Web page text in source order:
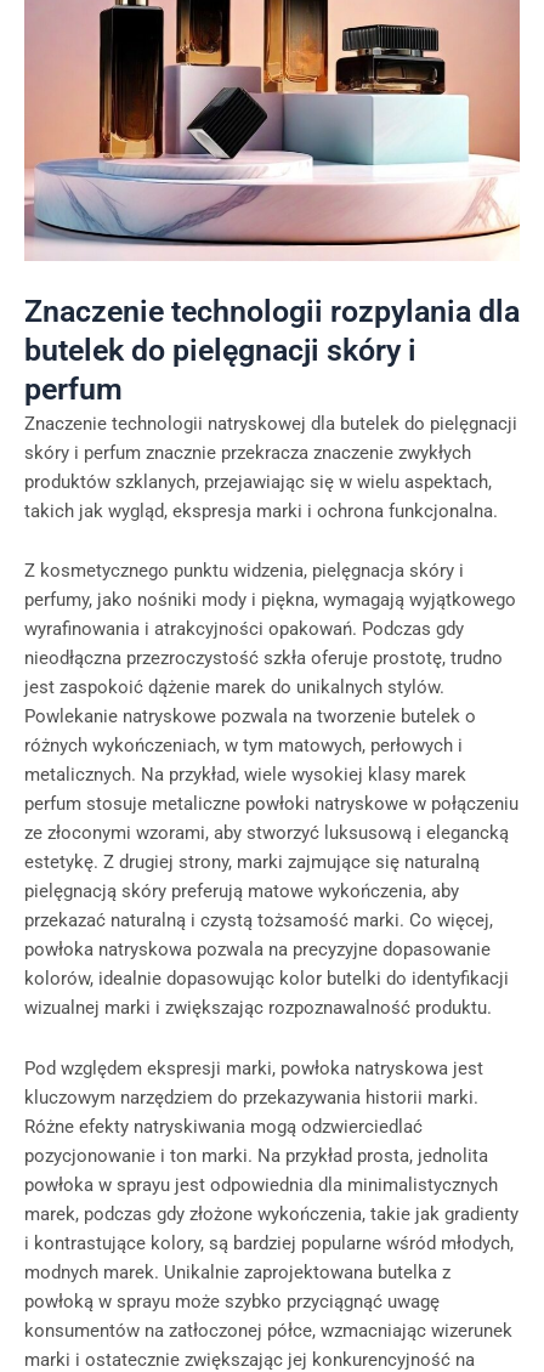
Znaczenie technologii rozpylania dla
butelek do pielęgnacji skóry i
perfum
Znaczenie technologii natryskowej dla butelek do pielęgnacji
skóry i perfum znacznie przekracza znaczenie zwykłych
produktów szklanych, przejawiając się w wielu aspektach,
takich jak wygląd, ekspresja marki i ochrona funkcjonalna.
Z kosmetycznego punktu widzenia, pielęgnacja skóry i
perfumy, jako nośniki mody i piękna, wymagają wyjątkowego
wyrafinowania i atrakcyjności opakowań. Podczas gdy
nieodłączna przezroczystość szkła oferuje prostotę, trudno
jest zaspokoić dążenie marek do unikalnych stylów.
Powlekanie natryskowe pozwala na tworzenie butelek o
różnych wykończeniach, w tym matowych, perłowych i
metalicznych. Na przykład, wiele wysokiej klasy marek
perfum stosuje metaliczne powłoki natryskowe w połączeniu
ze złoconymi wzorami, aby stworzyć luksusową i elegancką
estetykę. Z drugiej strony, marki zajmujące się naturalną
pielęgnacją skóry preferują matowe wykończenia, aby
przekazać naturalną i czystą tożsamość marki. Co więcej,
powłoka natryskowa pozwala na precyzyjne dopasowanie
kolorów, idealnie dopasowując kolor butelki do identyfikacji
wizualnej marki i zwiększając rozpoznawalność produktu.
Pod względem ekspresji marki, powłoka natryskowa jest
kluczowym narzędziem do przekazywania historii marki.
Różne efekty natryskiwania mogą odzwierciedlać
pozycjonowanie i ton marki. Na przykład prosta, jednolita
powłoka w sprayu jest odpowiednia dla minimalistycznych
marek, podczas gdy złożone wykończenia, takie jak gradienty
i kontrastujące kolory, są bardziej popularne wśród młodych,
modnych marek. Unikalnie zaprojektowana butelka z
powłoką w sprayu może szybko przyciągnąć uwagę
konsumentów na zatłoczonej półce, wzmacniając wizerunek
marki i ostatecznie zwiększając jej konkurencyjność na